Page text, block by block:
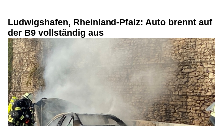
Ludwigshafen, Rheinland-Pfalz: Auto brennt auf
der B9 vollständig aus